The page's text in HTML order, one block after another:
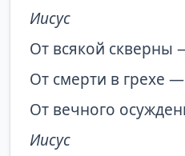
Иисус
От всякой скверны
От смерти в грехе —
От вечного
Иисус